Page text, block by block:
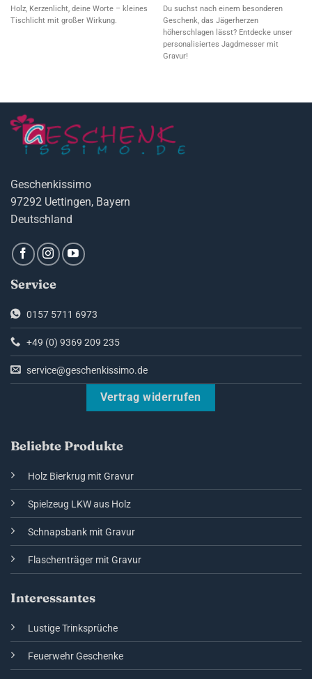
Holz, Kerzenlicht, deine Worte – kleines
Tischlicht mit großer Wirkung.
Du suchst nach einem besonderen
Geschenk, das Jägerherzen
höherschlagen lässt? Entdecke unser
personalisiertes Jagdmesser mit
Gravur!
Geschenkissimo
97292 Uettingen, Bayern
Deutschland
Service
0157 5711 6973
+49 (0) 9369 209 235
service@geschenkissimo.de
Vertrag widerrufen
Beliebte Produkte
Holz Bierkrug mit Gravur
Spielzeug LKW aus Holz
Schnapsbank mit Gravur
Flaschenträger mit Gravur
Interessantes
Lustige Trinksprüche
Feuerwehr Geschenke